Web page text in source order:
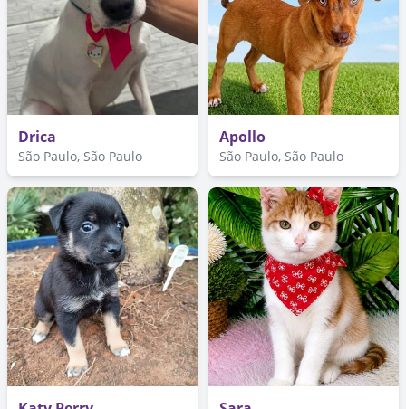
Drica
São Paulo, São Paulo
Apollo
São Paulo, São Paulo